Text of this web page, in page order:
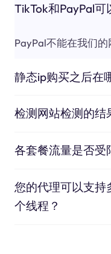
TikTok和PayPal
PayPal不能在我们的
静态ip购买之后在
检测网站检测的结
各套餐流量是否受
您的代理可以支持
个线程？